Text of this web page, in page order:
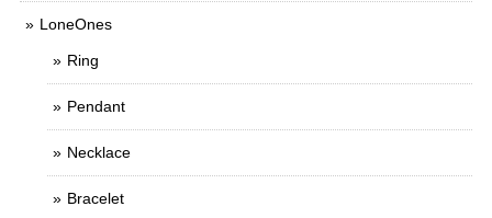
LoneOnes
Ring
Pendant
Necklace
Bracelet